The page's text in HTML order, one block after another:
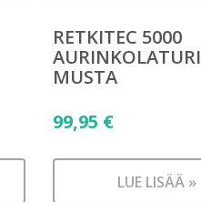
RETKITEC 5000
AURINKOLATURI
MUSTA
99,95 €
LUE LISÄÄ »